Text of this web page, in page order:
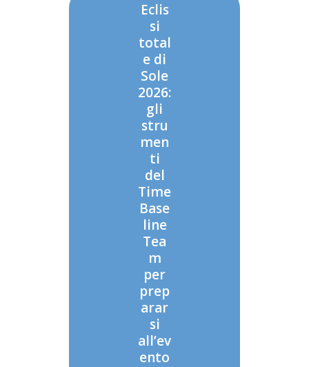
Eclis
si
total
e di
Sole
2026:
gli
stru
men
ti
del
Time
Base
line
Tea
m
per
prep
arar
si
all’ev
ento